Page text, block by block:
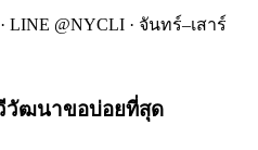
LINE @NYCLI · จันทร์–เสาร์
วัฒนาขอบ่อยที่สุด